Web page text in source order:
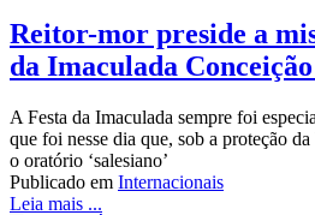
Reitor-mor preside a
da Imaculada
A Festa da Imaculada sempre foi
que foi nesse dia que, sob a proteção
o oratório ‘salesiano’
Publicado em Internacionais
Leia mais ...